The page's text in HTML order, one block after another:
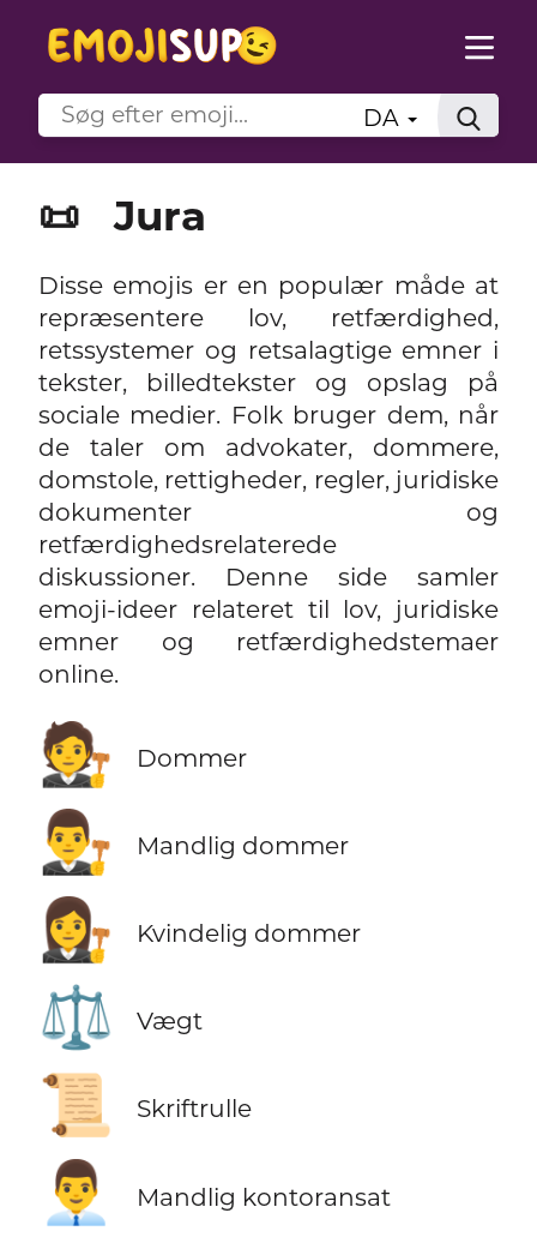
DA
📜 Jura
Disse emojis er en populær måde at
repræsentere lov, retfærdighed,
retssystemer og retsalagtige emner i
tekster, billedtekster og opslag på
sociale medier. Folk bruger dem, når
de taler om advokater, dommere,
domstole, rettigheder, regler, juridiske
dokumenter og
retfærdighedsrelaterede
diskussioner. Denne side samler
emoji-ideer relateret til lov, juridiske
emner og retfærdighedstemaer
online.
🧑‍⚖️ Dommer
👨‍⚖️ Mandlig dommer
👩‍⚖️ Kvindelig dommer
⚖️ Vægt
📜 Skriftrulle
👨‍💼 Mandlig kontoransat